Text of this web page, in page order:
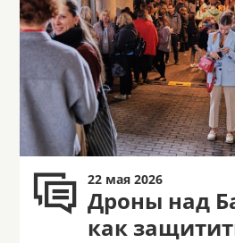
22 мая 2026
Дроны над
как